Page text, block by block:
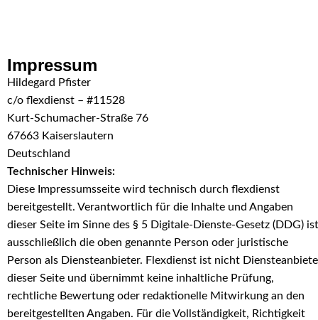
Impressum
Hildegard Pfister
c/o flexdienst – #11528
Kurt-Schumacher-Straße 76
67663 Kaiserslautern
Deutschland
Technischer Hinweis:
Diese Impressumsseite wird technisch durch flexdienst
bereitgestellt. Verantwortlich für die Inhalte und Angaben
dieser Seite im Sinne des § 5 Digitale-Dienste-Gesetz (DDG) ist
ausschließlich die oben genannte Person oder juristische
Person als Diensteanbieter. Flexdienst ist nicht
dieser Seite und übernimmt keine inhaltliche Prüfung,
rechtliche Bewertung oder redaktionelle Mitwirkung an den
bereitgestellten Angaben. Für die Vollständigkeit, Richtigkeit